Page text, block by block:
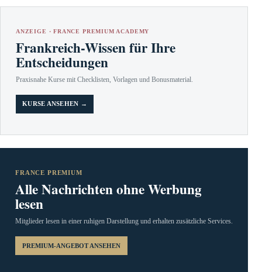
ANZEIGE · FRANCE PREMIUM ACADEMY
Frankreich-Wissen für Ihre
Entscheidungen
Praxisnahe Kurse mit Checklisten, Vorlagen und Bonusmaterial.
KURSE ANSEHEN →
FRANCE PREMIUM
Alle Nachrichten ohne Werbung
lesen
Mitglieder lesen in einer ruhigen Darstellung und erhalten zusätzliche Services.
PREMIUM-ANGEBOT ANSEHEN